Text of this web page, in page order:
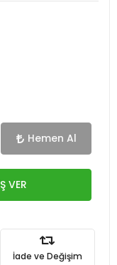
Hemen Al
VER
İade ve Değişim